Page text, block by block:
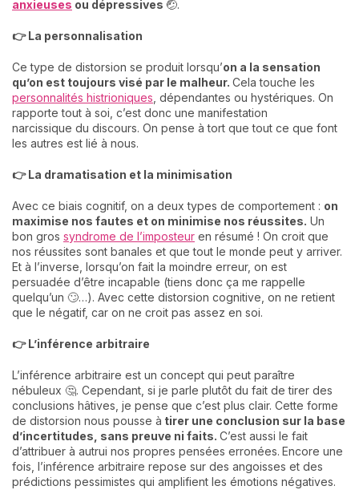
anxieuses ou dépressives 🤕.
👉 La personnalisation
Ce type de distorsion se produit lorsqu’on a la sensation
qu’on est toujours visé par le malheur. Cela touche les
personnalités histrioniques, dépendantes ou hystériques. On
rapporte tout à soi, c’est donc une manifestation
narcissique du discours. On pense à tort que tout ce que font
les autres est lié à nous.
👉 La dramatisation et la minimisation
Avec ce biais cognitif, on a deux types de comportement : on
maximise nos fautes et on minimise nos réussites. Un
bon gros syndrome de l’imposteur en résumé ! On croit que
nos réussites sont banales et que tout le monde peut y arriver.
Et à l’inverse, lorsqu’on fait la moindre erreur, on est
persuadée d’être incapable (tiens donc ça me rappelle
quelqu’un 🙄…). Avec cette distorsion cognitive, on ne retient
que le négatif, car on ne croit pas assez en soi.
👉 L’inférence arbitraire
L’inférence arbitraire est un concept qui peut paraître
nébuleux 🤔. Cependant, si je parle plutôt du fait de tirer des
conclusions hâtives, je pense que c’est plus clair. Cette forme
de distorsion nous pousse à tirer une conclusion sur la base
d’incertitudes, sans preuve ni faits. C’est aussi le fait
d’attribuer à autrui nos propres pensées erronées. Encore une
fois, l’inférence arbitraire repose sur des angoisses et des
prédictions pessimistes qui amplifient les émotions négatives.